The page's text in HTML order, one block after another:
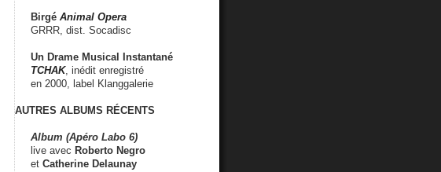
Birgé Animal Opera
GRRR, dist. Socadisc
Un Drame Musical Instantané
TCHAK, inédit enregistré
en 2000, label Klanggalerie
AUTRES ALBUMS RÉCENTS
Album (Apéro Labo 6)
live avec Roberto Negro
et Catherine Delaunay